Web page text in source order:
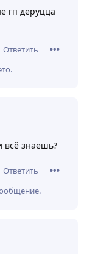
гп деруцца
Ответить
.
всё знаешь?
Ответить